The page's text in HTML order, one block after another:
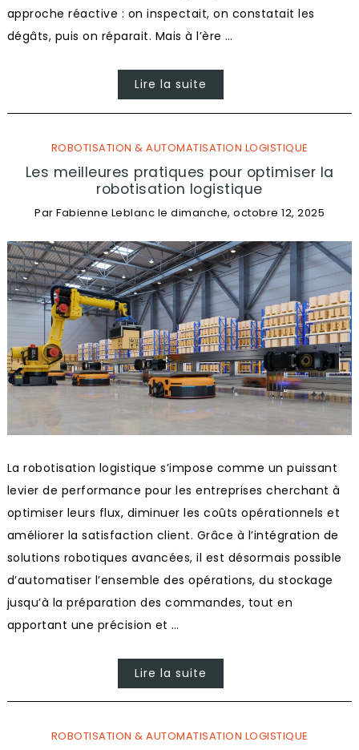
approche réactive : on inspectait, on constatait les
dégâts, puis on réparait. Mais à l’ère …
Lire la suite
ROBOTISATION & AUTOMATISATION LOGISTIQUE
Les meilleures pratiques pour optimiser la
robotisation logistique
Par Fabienne Leblanc le dimanche, octobre 12, 2025
La robotisation logistique s’impose comme un puissant
levier de performance pour les entreprises cherchant à
optimiser leurs flux, diminuer les coûts opérationnels et
améliorer la satisfaction client. Grâce à l’intégration de
solutions robotiques avancées, il est désormais possible
d’automatiser l’ensemble des opérations, du stockage
jusqu’à la préparation des commandes, tout en
apportant une précision et …
Lire la suite
ROBOTISATION & AUTOMATISATION LOGISTIQUE